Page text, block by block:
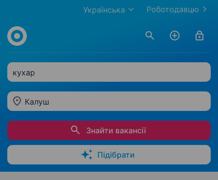
Роботодавцю
Українська
кухар
Калуш
Знайти вакансії
Підібрати